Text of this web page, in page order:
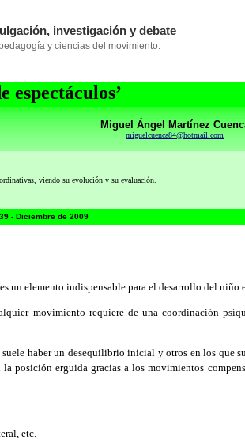
Miguel Ángel Martínez
miguelcuenca84@hotmail.com
viendo su evolución y su evaluación.
- Diciembre de 2009
elemento indispensable para el desarrollo del niño
movimiento requiere de una coordinación
haber un desequilibrio inicial y otros en los que
posición erguida gracias a los movimientos
etc.